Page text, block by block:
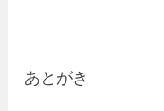
あとがき